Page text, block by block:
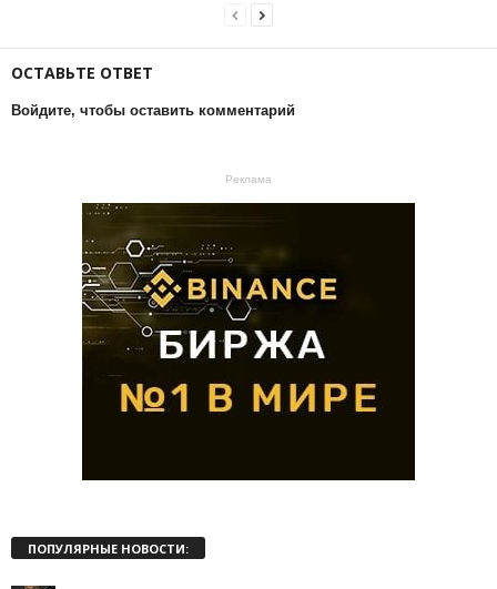
ОСТАВЬТЕ ОТВЕТ
Войдите, чтобы оставить комментарий
Реклама
ПОПУЛЯРНЫЕ НОВОСТИ: